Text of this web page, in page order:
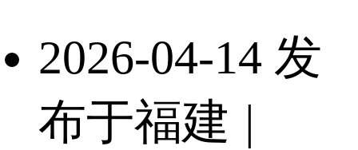
2026-04-14 发
布于福建 |